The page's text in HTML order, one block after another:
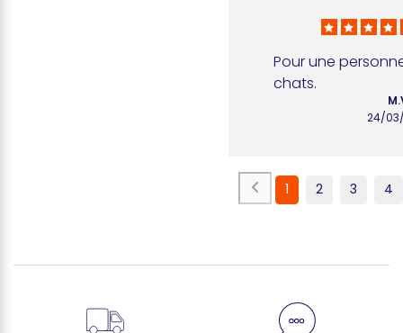
Pour une
chats.
24/
1 2 3 4